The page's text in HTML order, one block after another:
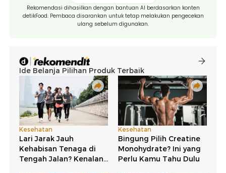
Rekomendasi dihasilkan dengan bantuan AI berdasarkan konten
detikFood. Pembaca disarankan untuk tetap melakukan pengecekan
ulang sebelum digunakan.